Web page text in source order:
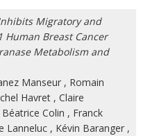
Migratory and
Human Breast Cancer
Metabolism and
Manseur , Romain
Havret , Claire
Béatrice Colin , Franck
Lanneluc , Kévin Baranger ,